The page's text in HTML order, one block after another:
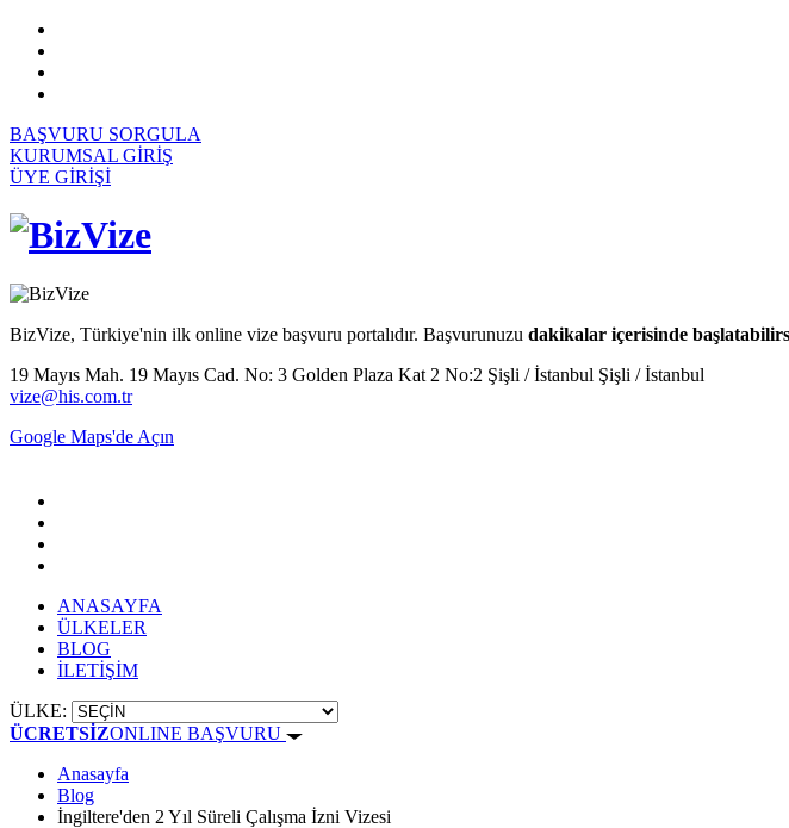
BAŞVURU SORGULA
KURUMSAL GİRİŞ
ÜYE GİRİŞİ
BizVize, Türkiye'nin ilk online vize başvuru portalıdır. Başvurunuzu dakikalar içerisinde
19 Mayıs Mah. 19 Mayıs Cad. No: 3 Golden Plaza Kat 2 No:2 Şişli / İstanbul Şişli / İstanbul
vize@his.com.tr
Google Maps'de Açın
ANASAYFA
ÜLKELER
BLOG
İLETİŞİM
ÜLKE:
ÜCRETSİZONLINE BAŞVURU
Anasayfa
Blog
İngiltere'den 2 Yıl Süreli Çalışma İzni Vizesi